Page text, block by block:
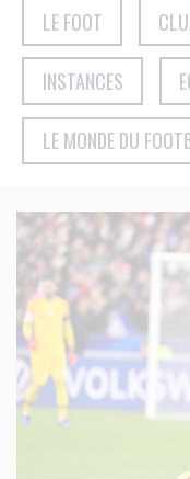
LE FOOT
INSTANCES
LE MONDE DU